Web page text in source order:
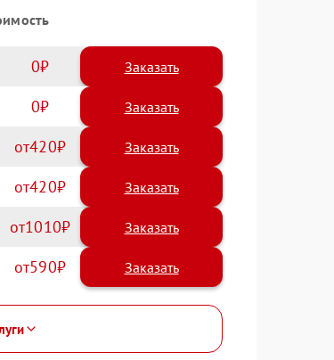
0 Заказать
0 Заказать
420
420
1010
590